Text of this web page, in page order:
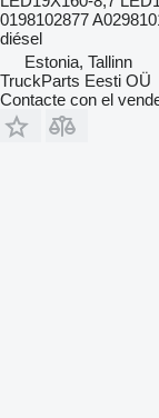
0198102877
diésel
Estonia, Tallinn
TruckParts Eesti OÜ
Contacte con el